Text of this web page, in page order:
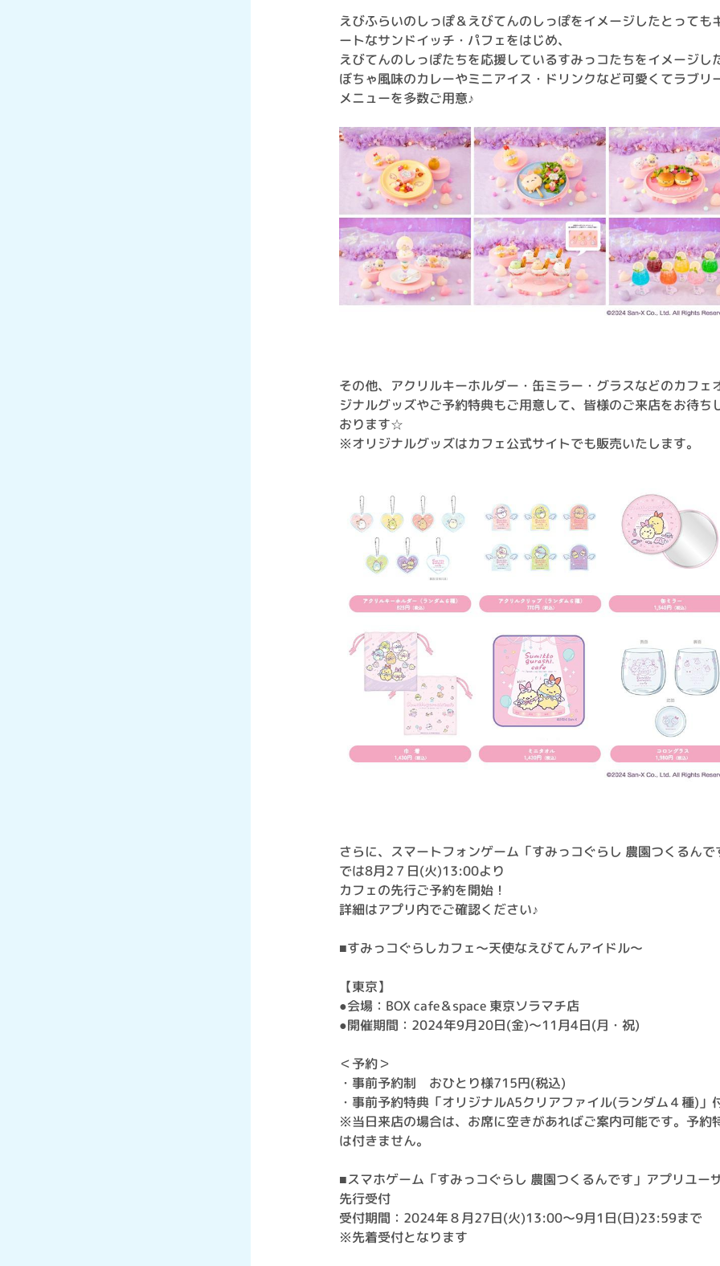
えびふらいのしっぽ＆えびてんのしっぽをイメージしたとっても
ートなサンドイッチ・パフェをはじめ、
えびてんのしっぽたちを応援しているすみっコたちをイメージし
ぼちゃ風味のカレーやミニアイス・ドリンクなど可愛くてラブリ
メニューを多数ご用意♪
その他、アクリルキーホルダー・缶ミラー・グラスなどのカフェ
ジナルグッズやご予約特典もご用意して、皆様のご来店をお待ち
おります☆
※オリジナルグッズはカフェ公式サイトでも販売いたします。
さらに、スマートフォンゲーム「すみっコぐらし 農園つくるんで
では8月2７日(火)13:00より
カフェの先行ご予約を開始！
詳細はアプリ内でご確認ください♪
■すみっコぐらしカフェ～天使なえびてんアイドル～
【東京】
●会場：BOX cafe＆space 東京ソラマチ店
●開催期間：2024年9月20日(金)～11月4日(月・祝)
＜予約＞
・事前予約制 おひとり様715円(税込)
・事前予約特典「オリジナルA5クリアファイル(ランダム４種)」
※当日来店の場合は、お席に空きがあればご案内可能です。予約
は付きません。
■スマホゲーム「すみっコぐらし 農園つくるんです」アプリユー
先行受付
受付期間：2024年８月27日(火)13:00～9月1日(日)23:59まで
※先着受付となります